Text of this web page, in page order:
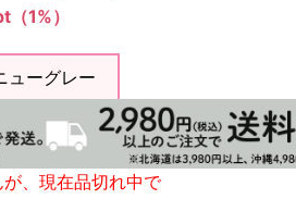
1%）
ューグレー
、現在品切れ中で